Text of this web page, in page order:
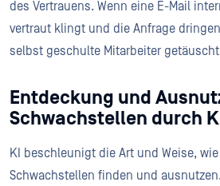
des Vertrauens. Wenn eine E-Mail
vertraut klingt und die Anfrage
selbst geschulte Mitarbeiter
Entdeckung und
Schwachstellen durch
KI beschleunigt die Art und Weise,
Schwachstellen finden und